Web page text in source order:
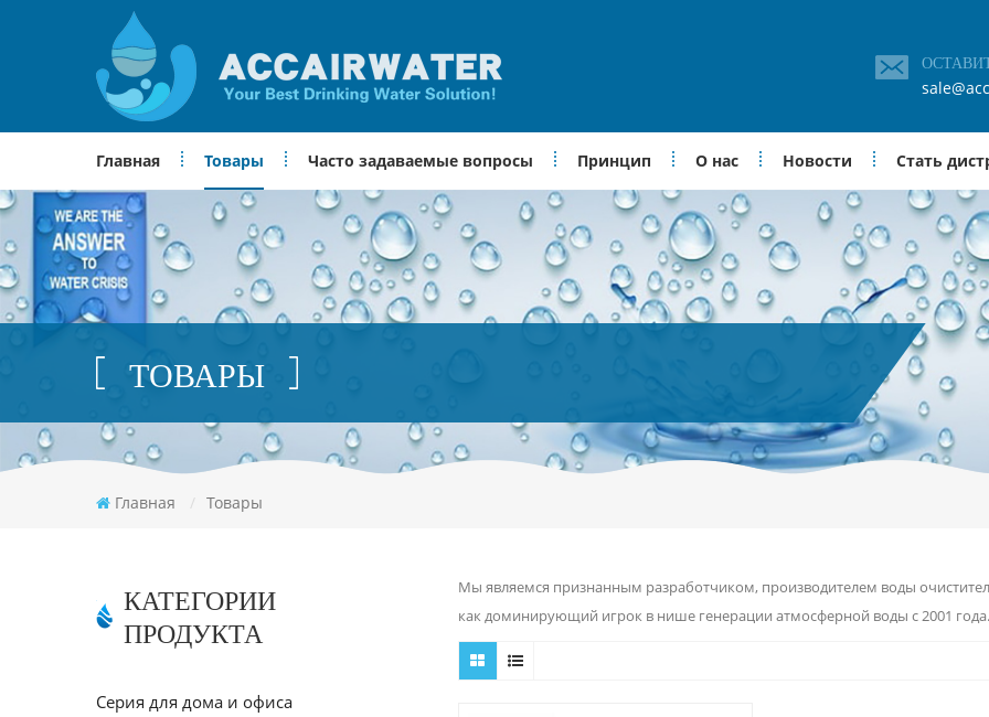
Главная Товары Часто задаваемые вопросы Принцип О нас Новости Стать
ТОВАРЫ
Главная / Товары
КАТЕГОРИИ
ПРОДУКТА
Серия для дома и офиса
Мы являемся признанным разработчиком, производителем воды
как доминирующий игрок в нише генерации атмосферной воды с 2001 года.